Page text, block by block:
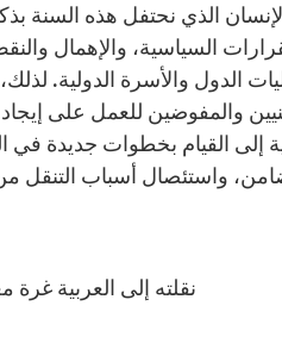
الذي نحتفل هذه السنة
السياسية، والإهمال
والأسرة الدولية. لذلك،
والمفوضين للعمل على
إلى القيام بخطوات جديدة
نقلته إلى العربية غرة